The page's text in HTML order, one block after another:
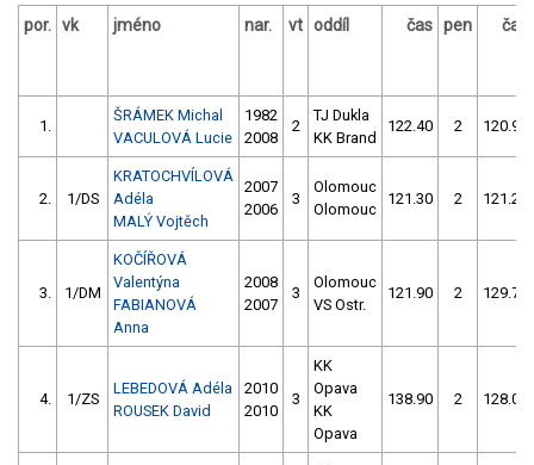
por. vk jméno nar. vt oddíl čas pen čas
1.
ŠRÁMEK Michal
VACULOVÁ Lucie
1982
2008
2
TJ Dukla
KK Brand
122.40 2 120.90
2. 1/DS
KRATOCHVÍLOVÁ
Adéla
MALÝ Vojtěch
2007
2006
3
Olomouc
Olomouc
121.30 2 121.20
3. 1/DM
KOČÍŘOVÁ
Valentýna
FABIANOVÁ
Anna
2008
2007
3
Olomouc
VS Ostr.
121.90 2 129.70
4. 1/ZS
LEBEDOVÁ Adéla
ROUSEK David
2010
2010
3
KK
Opava
KK
Opava
138.90 2 128.00